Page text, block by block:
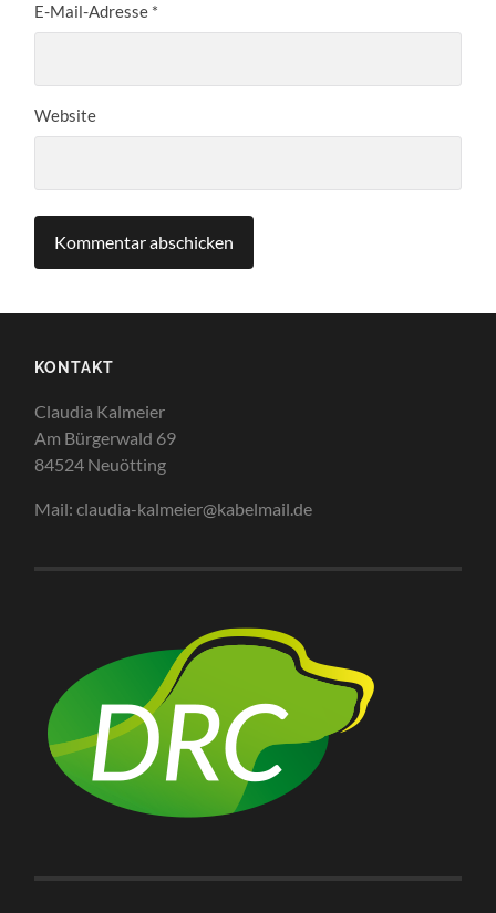
E-Mail-Adresse *
Website
KONTAKT
Claudia Kalmeier
Am Bürgerwald 69
84524 Neuötting
Mail: claudia-kalmeier@kabelmail.de